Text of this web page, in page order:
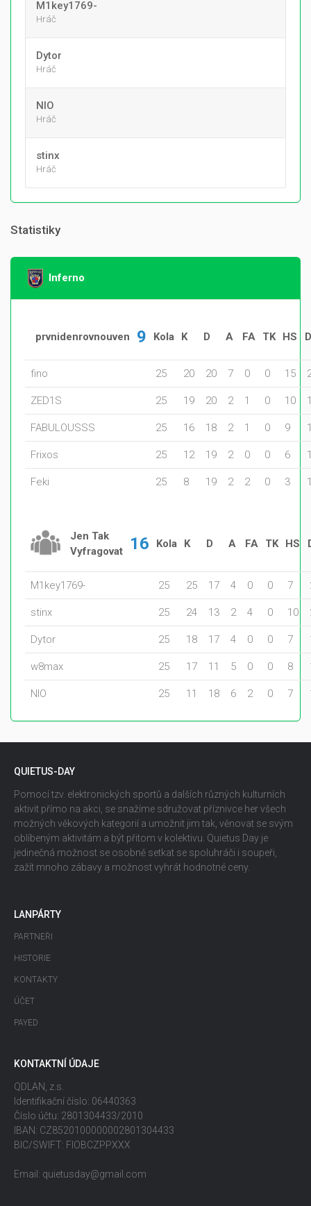
M1key1769-
Hráč
Dytor
Hráč
NIO
Hráč
stinx
Hráč
Statistiky
Inferno
prvnidenrovnouven 9 Kola K D A FA TK HS
fino 25 20 20 7 0 0 15
ZED1S 25 19 20 2 1 0 10
FABULOUSSS 25 16 18 2 1 0 9
Frixos 25 12 19 2 0 0 6
Feki 25 8 19 2 2 0 3
Jen Tak
Vyfragovat
16 Kola K D A FA TK HS
M1key1769- 25 25 17 4 0 0 7
stinx 25 24 13 2 4 0 10
Dytor 25 18 17 4 0 0 7
w8max 25 17 11 5 0 0 8
NIO 25 11 18 6 2 0 7
QUIETUS-DAY
Pomocí tzv. elektronických sportů a dalších různých kulturních
aktivit přímo na akci, se snažíme sdružovat příznivce her všech
možných věkových kategorií a umožnit jim tak, věnovat se svým
oblíbeným aktivitám a být přitom v kolektivu. Quietus Day je
jedinečná možnost se osobně setkat se spoluhráči i soupeři,
zažít mnoho zábavy a možnost vyhrát hodnotné ceny.
LANPÁRTY
PARTNEŘI
HISTORIE
KONTAKTY
ÚČET
PAYED
KONTAKTNÍ ÚDAJE
QDLAN, z.s.
Identifikační číslo: 06440363
Číslo účtu: 2801304433/2010
IBAN: CZ8520100000002801304433
BIC/SWIFT: FIOBCZPPXXX
Email: quietusday@gmail.com